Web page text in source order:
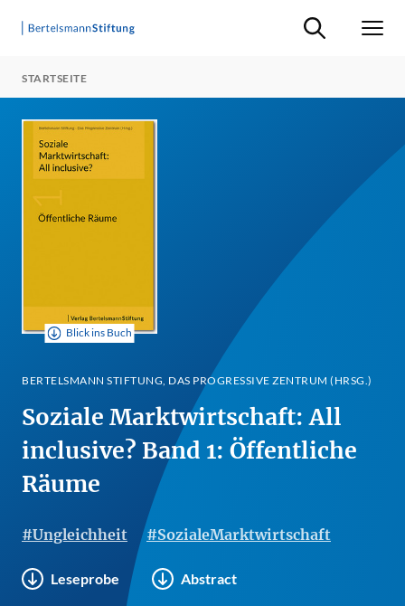
Suche ein-/
STARTSEITE
Blick ins Buch
BERTELSMANN STIFTUNG, DAS PROGRESSIVE ZENTRUM (HRSG.)
Soziale Marktwirtschaft: All
inclusive? Band 1: Öffentliche
Räume
#Ungleichheit #SozialeMarktwirtschaft
Leseprobe Abstract